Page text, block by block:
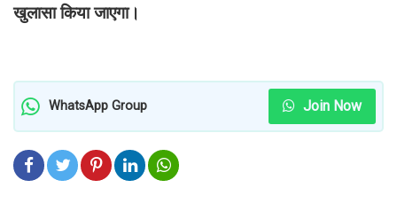
खुलासा किया जाएगा।
WhatsApp Group Join Now